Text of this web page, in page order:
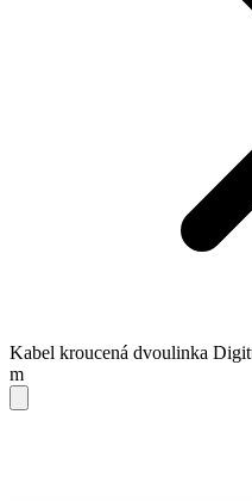
Kabel kroucená dvoulinka
m